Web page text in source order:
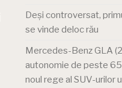
Deși controversat,
se vinde deloc rău
Mercedes-Benz GLA
autonomie de peste
noul rege al SUV-urilor